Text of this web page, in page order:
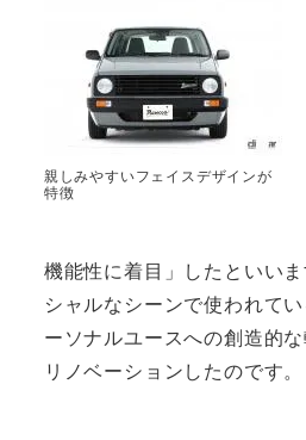
親しみやすいフェイスデザインが
特徴
機能性に着目」したといい
シャルなシーンで使われて
ーソナルユースへの創造的
リノベーションしたのです。